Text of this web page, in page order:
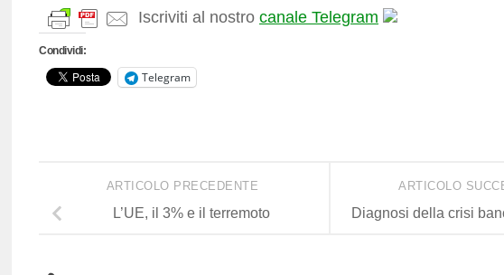
Iscriviti al nostro canale Telegram
Condividi:
Telegram
ARTICOLO
Diagnosi della crisi
ARTICOLO PRECEDENTE
L’UE, il 3% e il terremoto